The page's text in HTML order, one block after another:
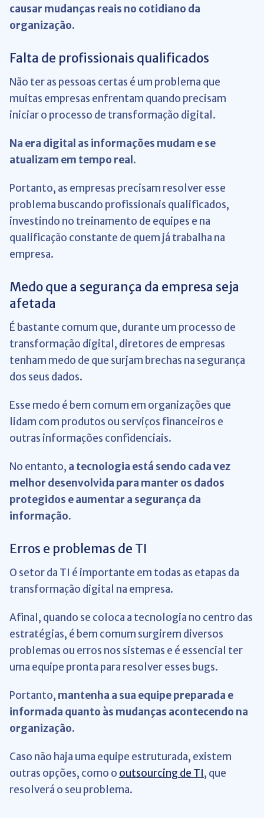
causar mudanças reais no cotidiano da
organização.
Falta de profissionais qualificados
Não ter as pessoas certas é um problema que
muitas empresas enfrentam quando precisam
iniciar o processo de transformação digital.
Na era digital as informações mudam e se
atualizam em tempo real.
Portanto, as empresas precisam resolver esse
problema buscando profissionais qualificados,
investindo no treinamento de equipes e na
qualificação constante de quem já trabalha na
empresa.
Medo que a segurança da empresa seja
afetada
É bastante comum que, durante um processo de
transformação digital, diretores de empresas
tenham medo de que surjam brechas na segurança
dos seus dados.
Esse medo é bem comum em organizações que
lidam com produtos ou serviços financeiros e
outras informações confidenciais.
No entanto, a tecnologia está sendo cada vez
melhor desenvolvida para manter os dados
protegidos e aumentar a segurança da
informação.
Erros e problemas de TI
O setor da TI é importante em todas as etapas da
transformação digital na empresa.
Afinal, quando se coloca a tecnologia no centro das
estratégias, é bem comum surgirem diversos
problemas ou erros nos sistemas e é essencial ter
uma equipe pronta para resolver esses bugs.
Portanto, mantenha a sua equipe preparada e
informada quanto às mudanças acontecendo na
organização.
Caso não haja uma equipe estruturada, existem
outras opções, como o outsourcing de TI, que
resolverá o seu problema.